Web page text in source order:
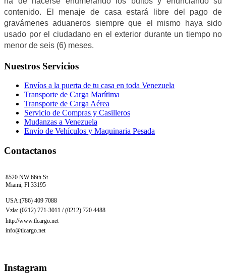
contenido. El menaje de casa estará libre del pago de
gravámenes aduaneros siempre que el mismo haya sido
usado por el ciudadano en el exterior durante un tiempo no
menor de seis (6) meses.
Nuestros Servicios
Envíos a la puerta de tu casa en toda Venezuela
Transporte de Carga Marítima
Transporte de Carga Aérea
Servicio de Compras y Casilleros
Mudanzas a Venezuela
Envío de Vehículos y Maquinaria Pesada
Contactanos
8520 NW 66th St
Miami, Fl 33195
USA:(786) 409 7088
Vzla: (0212) 771-3011 / (0212) 720 4488
http://www.tlcargo.net
info@tlcargo.net
Instagram